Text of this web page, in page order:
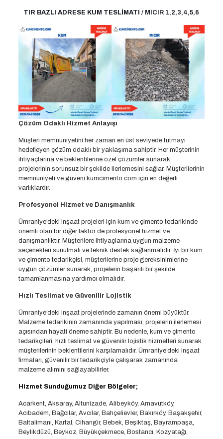
TIR BAZLI ADRESE KUM TESLİMATI / MICIR 1,2,3,4,5,6
Çözüm Odaklı Hizmet Anlayışı
Müşteri memnuniyetini her zaman en üst seviyede tutmayı
hedefleyen çözüm odaklı bir yaklaşıma sahiptir. Her müşterinin
ihtiyaçlarına ve beklentilerine özel çözümler sunarak,
projelerinin sorunsuz bir şekilde ilerlemesini sağlar. Müşterilerinin
memnuniyeti ve güveni kumcimento.com için en değerli
varlıklardır.
Profesyonel Hizmet ve Danışmanlık
Ümraniye’deki inşaat projeleri için kum ve çimento tedarikinde
önemli olan bir diğer faktör de profesyonel hizmet ve
danışmanlıktır. Müşterilere ihtiyaçlarına uygun malzeme
seçenekleri sunulmalı ve teknik destek sağlanmalıdır. İyi bir kum
ve çimento tedarikçisi, müşterilerine proje gereksinimlerine
uygun çözümler sunarak, projelerin başarılı bir şekilde
tamamlanmasına yardımcı olmalıdır.
Hızlı Teslimat ve Güvenilir Lojistik
Ümraniye’deki inşaat projelerinde zamanın önemi büyüktür.
Malzeme tedarikinin zamanında yapılması, projelerin ilerlemesi
açısından hayati öneme sahiptir. Bu nedenle, kum ve çimento
tedarikçileri, hızlı teslimat ve güvenilir lojistik hizmetleri sunarak
müşterilerinin beklentilerini karşılamalıdır. Ümraniye’deki inşaat
firmaları, güvenilir bir tedarikçiyle çalışarak zamanında
malzeme alımını sağlayabilirler.
Hizmet Sunduğumuz Diğer Bölgeler;
Acarkent, Aksaray, Altunizade, Alibeyköy, Arnavutköy,
Acıbadem, Bağcılar, Avcılar, Bahçelievler, Bakırköy, Başakşehir,
Baltalimanı, Kartal, Cihangir, Bebek, Beşiktaş, Bayrampaşa,
Beylikdüzü, Beykoz, Büyükçekmece, Bostancı, Kozyatağı,